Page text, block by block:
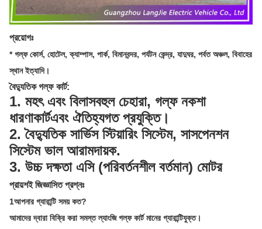
প্রয়োগঃ
* গল্ফ কোর্স, হোটেল, ক্যাম্পাস, পার্ক, বিমানবন্দর, পর্যটন কেন্দ্র, যাদুঘর, পর্বত অঞ্চল, বিবাহের
স্থান ইত্যাদি।
বৈদ্যুতিক গল্ফ কার্ট:
1. মহৎ এবং বিলাসবহুল চেহারা, গল্ফ নকশা
ধারণাকার্টএবং ঐতিহ্যগত প্রযুক্তি।
2. বৈদ্যুতিক সার্ভিস স্টিয়ারিং সিস্টেম, সাসপেনশন
সিস্টেম ভাল আরামদায়ক.
3. উচ্চ দক্ষতা এসি (পরিবর্তনশীল বর্তমান) মোটর
প্রায়শই জিজ্ঞাসিত প্রশ্নঃ
1আপনার গ্যারান্টি সময় কত?
আমাদের দ্বারা বিক্রি করা সমস্ত ল্যাংজি গল্ফ কার্ট মানের গ্যারান্টিযুক্ত।